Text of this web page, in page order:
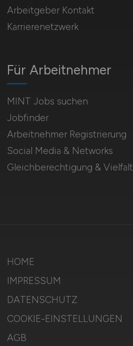
Für Arbeitnehmer
MINT Jobs suchen
Jobfinder
Arbeitnehmer Registrierung
Social Media & Networks
Gleichberechtigung & Vielfalt
Arbeitgeber Kontakt
Karrierenetzwerk
HOME
IMPRESSUM
DATENSCHUTZ
COOKIE-EINSTELLUNGEN
AGB